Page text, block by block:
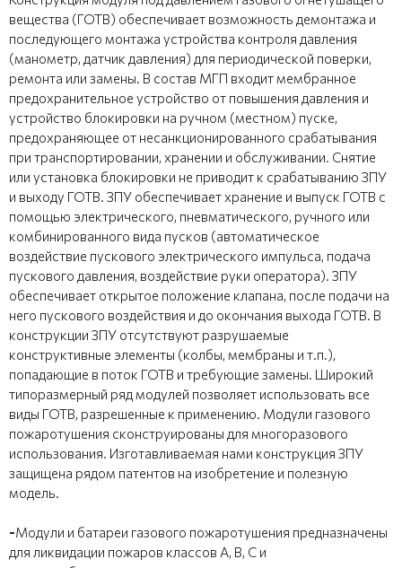
вещества (ГОТВ) обеспечивает возможность демонтажа и
последующего монтажа устройства контроля давления
(манометр, датчик давления) для периодической поверки,
ремонта или замены. В состав МГП входит мембранное
предохранительное устройство от повышения давления и
устройство блокировки на ручном (местном) пуске,
предохраняющее от несанкционированного срабатывания
при транспортировании, хранении и обслуживании. Снятие
или установка блокировки не приводит к срабатыванию ЗПУ
и выходу ГОТВ. ЗПУ обеспечивает хранение и выпуск ГОТВ с
помощью электрического, пневматического, ручного или
комбинированного вида пусков (автоматическое
воздействие пускового электрического импульса, подача
пускового давления, воздействие руки оператора). ЗПУ
обеспечивает открытое положение клапана, после подачи на
него пускового воздействия и до окончания выхода ГОТВ. В
конструкции ЗПУ отсутствуют разрушаемые
конструктивные элементы (колбы, мембраны и т.п.),
попадающие в поток ГОТВ и требующие замены. Широкий
типоразмерный ряд модулей позволяет использовать все
виды ГОТВ, разрешенные к применению. Модули газового
пожаротушения сконструированы для многоразового
использования. Изготавливаемая нами конструкция ЗПУ
защищена рядом патентов на изобретение и полезную
модель.
-Модули и батареи газового пожаротушения предназначены
для ликвидации пожаров классов А, В, С и